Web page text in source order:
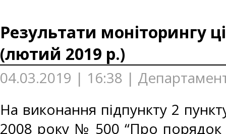
Результати моніторингу
(лютий 2019 р.)
04.03.2019 | 16:38 |
На виконання підпункту 2
2008 року № 500 “Про порядок